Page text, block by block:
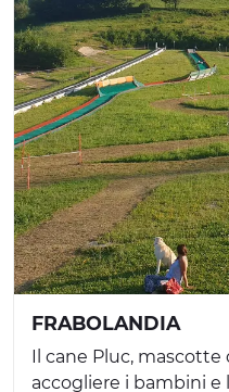
FRABOLANDIA
Il cane Pluc, mascotte
accogliere i bambini e